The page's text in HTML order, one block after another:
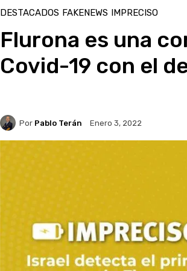
DESTACADOS FAKENEWS IMPRECISO
Flurona es una
Covid-19 con el
Por Pablo Terán Enero 3, 2022